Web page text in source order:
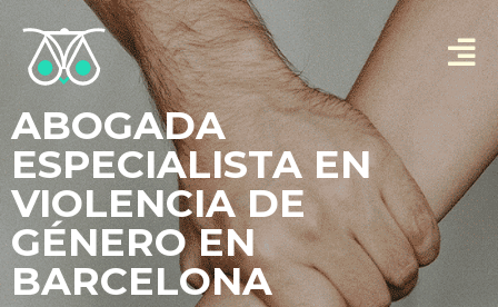
ABOGADA
ESPECIALISTA EN
VIOLENCIA DE
GÉNERO EN
BARCELONA